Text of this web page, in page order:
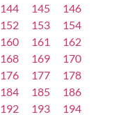
144 145
146
152 153
154
160 161
162
168 169
170
176 177
178
184 185
186
192 193
194